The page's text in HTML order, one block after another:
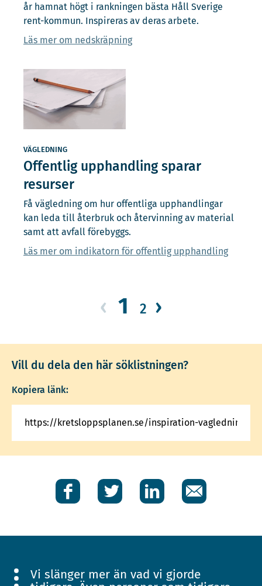
år hamnat högt i rankningen bästa Håll Sverige
rent-kommun. Inspireras av deras arbete.
Läs mer om nedskräpning
VÄGLEDNING
Offentlig upphandling sparar
resurser
Få vägledning om hur offentliga upphandlingar
kan leda till återbruk och återvinning av material
samt att avfall förebyggs.
Läs mer om indikatorn för offentlig upphandling
‹ 1 2 ›
Vill du dela den här söklistningen?
Kopiera länk:
FacebookTwitter LinkedIn E-
post
Vi slänger mer än vad vi gjorde